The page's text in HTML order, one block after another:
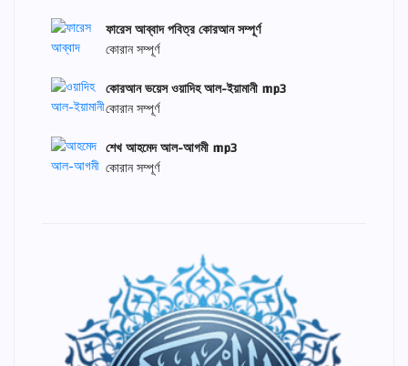
ফারেস আব্বাদ পবিত্র কোরআন সম্পূর্ণ
কোরান সম্পূর্ণ
কোরআন ভয়েস ওয়াদিহ আল-ইয়ামানী mp3
কোরান সম্পূর্ণ
শেখ আহমেদ আল-আগমী mp3
কোরান সম্পূর্ণ